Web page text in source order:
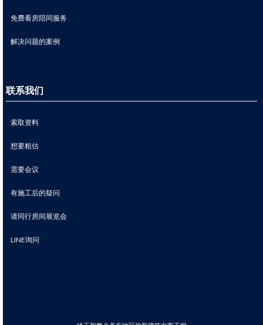
免费看房陪同服务
解决问题的案例
联系我们
索取资料
想要粗估
需要会议
有施工后的疑问
请同行房间展览会
LINE询问